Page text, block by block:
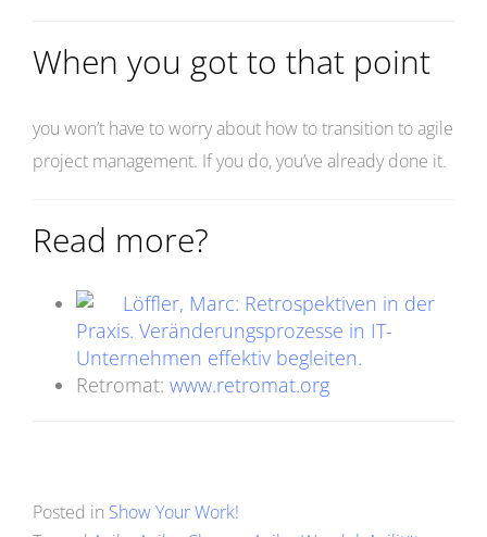
When you got to that point
you won’t have to worry about how to transition to agile
project management. If you do, you’ve already done it.
Read more?
Löffler, Marc: Retrospektiven in der
Praxis. Veränderungsprozesse in IT-
Unternehmen effektiv begleiten.
Retromat: www.retromat.org
Posted in Show Your Work!